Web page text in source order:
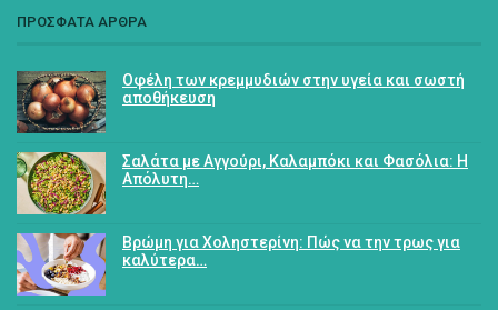
ΠΡΟΣΦΑΤΑ ΑΡΘΡΑ
Οφέλη των κρεμμυδιών στην υγεία και σωστή
αποθήκευση
Σαλάτα με Αγγούρι, Καλαμπόκι και Φασόλια: Η
Απόλυτη…
Βρώμη για Χοληστερίνη: Πώς να την τρως για
καλύτερα…